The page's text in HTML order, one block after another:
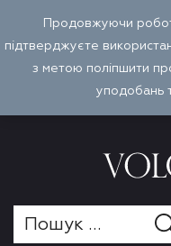
Оплата і
Продовжуючи
підтверджуєте
з метою поліпшити
уподобань